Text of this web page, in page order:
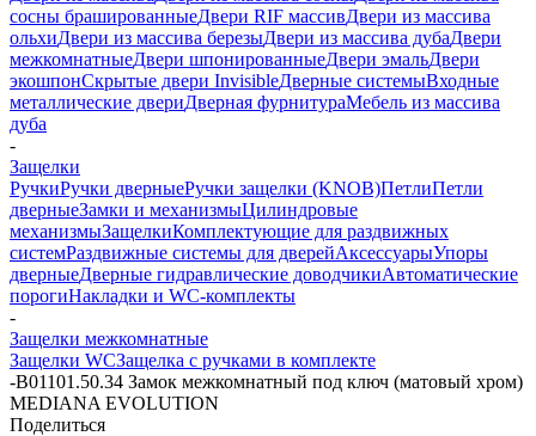
сосны брашированныеДвери RIF массивДвери из массива
ольхиДвери из массива березыДвери из массива дубаДвери
межкомнатныеДвери шпонированныеДвери эмальДвери
экошпонСкрытые двери InvisibleДверные системыВходные
металлические двериДверная фурнитураМебель из массива
дуба
-
Защелки
РучкиРучки дверныеРучки защелки (KNOB)ПетлиПетли
дверныеЗамки и механизмыЦилиндровые
механизмыЗащелкиКомплектующие для раздвижных
системРаздвижные системы для дверейАксессуарыУпоры
дверныеДверные гидравлические доводчикиАвтоматические
порогиНакладки и WC-комплекты
-
Защелки межкомнатные
Защелки WCЗащелка с ручками в комплекте
-B01101.50.34 Замок межкомнатный под ключ (матовый хром)
MEDIANA EVOLUTION
Поделиться